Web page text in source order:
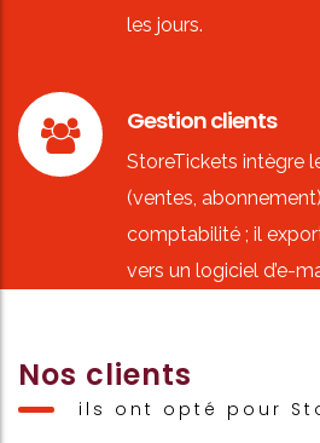
les jours.
Gestion clients
StoreTickets intègre
(ventes,
comptabilité ; il
vers un logiciel d’e-
Nos clients
ils ont opté pour